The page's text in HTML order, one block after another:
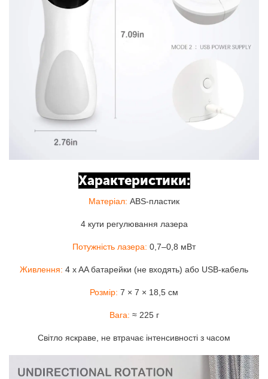
Характеристики:
Матеріал: ABS-пластик
4 кути регулювання лазера
Потужність лазера: 0,7–0,8 мВт
Живлення: 4 x AA батарейки (не входять) або USB-кабель
Розмір: 7 × 7 × 18,5 см
Вага: ≈ 225 г
Світло яскраве, не втрачає інтенсивності з часом